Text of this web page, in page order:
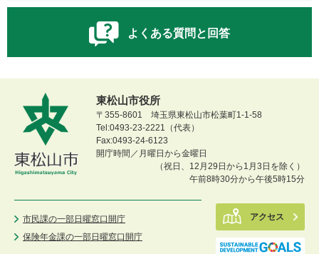
よくある質問と回答
東松山市役所
〒355-8601 埼玉県東松山市松葉町1-1-58
Tel:0493-23-2221（代表）
Fax:0493-24-6123
開庁時間／月曜日から金曜日
（祝日、12月29日から1月3日を除く）
午前8時30分から午後5時15分
市民課の一部日曜窓口開庁
保険年金課の一部日曜窓口開庁
アクセス